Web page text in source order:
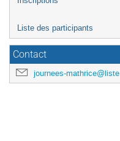
Liste des participants
Contact
journees-mathrice@listes.mathrice.fr